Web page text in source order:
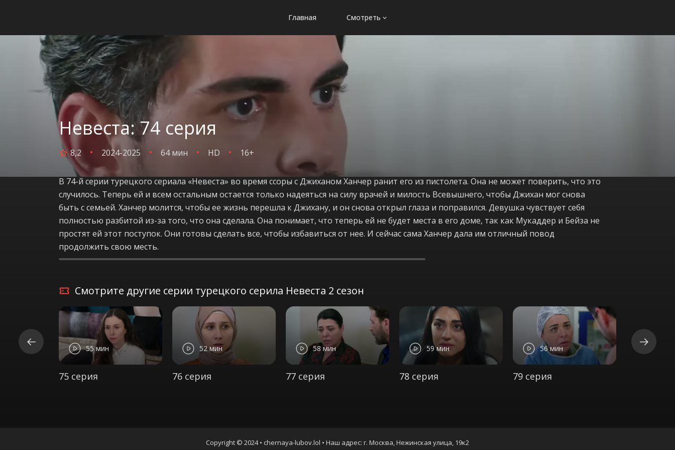
Главная Смотреть
Невеста: 74 серия
8,2 2024-2025 64 мин HD 16+
В 74-й серии турецкого сериала «Невеста» во время ссоры с Джиханом Ханчер ранит его из пистолета. Она не может поверить, что это
случилось. Теперь ей и всем остальным остается только надеяться на силу врачей и милость Всевышнего, чтобы Джихан мог снова
быть с семьей. Ханчер молится, чтобы ее жизнь перешла к Джихану, и он снова открыл глаза и поправился. Девушка чувствует себя
полностью разбитой из-за того, что она сделала. Она понимает, что теперь ей не будет места в его доме, так как Мукаддер и Бейза не
простят ей этот поступок. Они готовы сделать все, чтобы избавиться от нее. И сейчас сама Ханчер дала им отличный повод
продолжить свою месть.
Смотрите другие серии турецкого серила Невеста 2 сезон
55 мин
75 серия
52 мин
76 серия
58 мин
77 серия
59 мин
78 серия
56 мин
79 серия
54
Copyright © 2024 • chernaya-lubov.lol • Наш адрес: г. Москва, Нежинская улица, 19к2